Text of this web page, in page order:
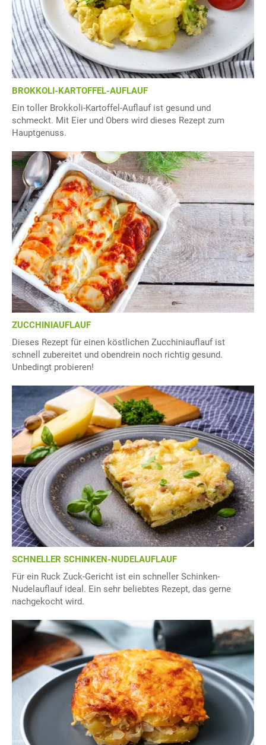
BROKKOLI-KARTOFFEL-AUFLAUF
Ein toller Brokkoli-Kartoffel-Auflauf ist gesund und
schmeckt. Mit Eier und Obers wird dieses Rezept zum
Hauptgenuss.
ZUCCHINIAUFLAUF
Dieses Rezept für einen köstlichen Zucchiniauflauf ist
schnell zubereitet und obendrein noch richtig gesund.
Unbedingt probieren!
SCHNELLER SCHINKEN-NUDELAUFLAUF
Für ein Ruck Zuck-Gericht ist ein schneller Schinken-
Nudelauflauf ideal. Ein sehr beliebtes Rezept, das gerne
nachgekocht wird.